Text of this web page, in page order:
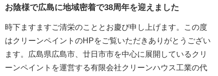
お陰様で広島に地域密着で38周年を迎えました
時下ますますご清栄のこととお慶び申し上げます。この度
はクリーンペイントのHPをご覧いただきありがとうござい
ます。広島県広島市、廿日市市を中心に展開しているクリ
ーンペイントを運営する有限会社クリーンハウス工業の代